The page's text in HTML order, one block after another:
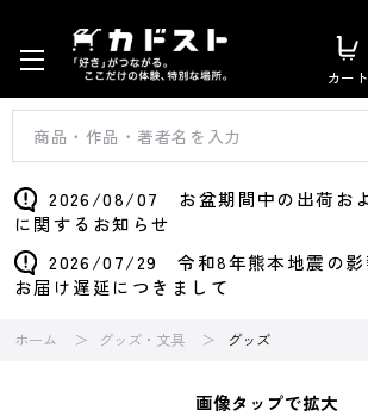
カート
2026/08/07 お盆期間中の出荷お
に関するお知らせ
2026/07/29 令和8年熊本地震の影
お届け遅延につきまして
ホーム グッズ・文具 グッズ
画像タップで拡大